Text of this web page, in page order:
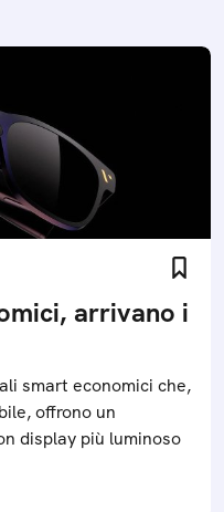
arrivano i
smart economici che,
offrono un
display più luminoso